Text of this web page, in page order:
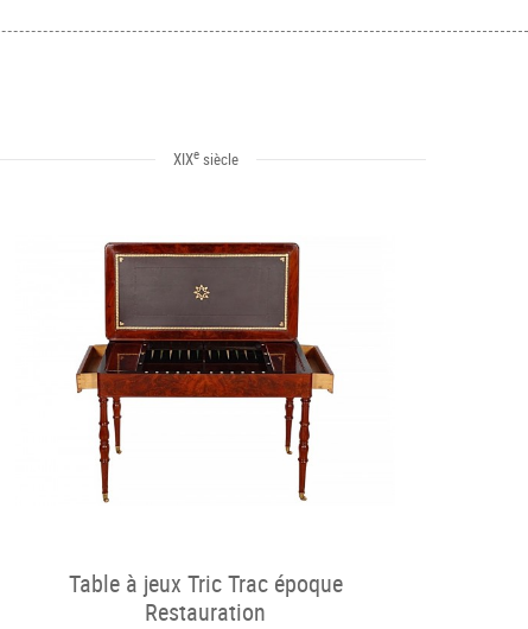
XIXesiècle
Table à jeux Tric Trac époque
Restauration